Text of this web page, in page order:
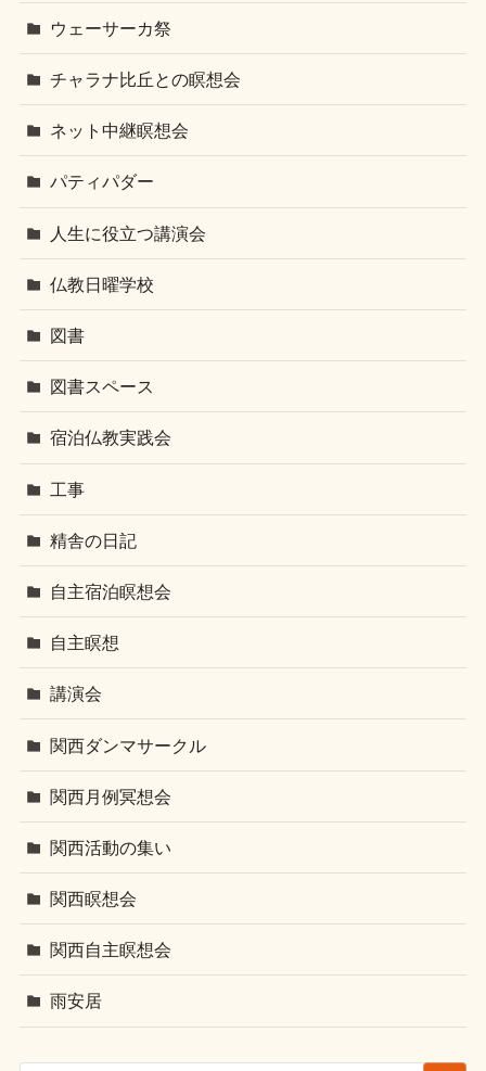
ウェーサーカ祭
チャラナ比丘との瞑想会
ネット中継瞑想会
パティパダー
人生に役立つ講演会
仏教日曜学校
図書
図書スペース
宿泊仏教実践会
工事
精舎の日記
自主宿泊瞑想会
自主瞑想
講演会
関西ダンマサークル
関西月例冥想会
関西活動の集い
関西瞑想会
関西自主瞑想会
雨安居